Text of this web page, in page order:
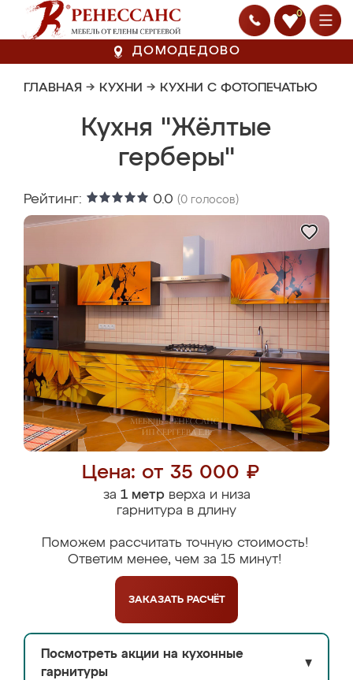
0
ДОМОДЕДОВО
ГЛАВНАЯ → КУХНИ → КУХНИ С ФОТОПЕЧАТЬЮ
Кухня "Жёлтые
герберы"
Рейтинг: 0.0 (0 голосов)
Цена: от 35 000 ₽
за 1 метрверха и низа
гарнитура в длину
Поможем рассчитать точную стоимость!
Ответим менее, чем за 15 минут!
ЗАКАЗАТЬ РАСЧЁТ
Посмотреть акции на кухонные
гарнитуры
▼